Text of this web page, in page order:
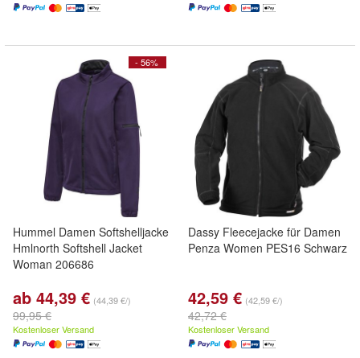
- 56%
Hummel Damen Softshelljacke
Hmlnorth Softshell Jacket
Woman 206686
ab 44,39 € (44,39 €/)
99,95 €
Kostenloser Versand
Dassy Fleecejacke für Damen
Penza Women PES16 Schwarz
42,59 € (42,59 €/)
42,72 €
Kostenloser Versand